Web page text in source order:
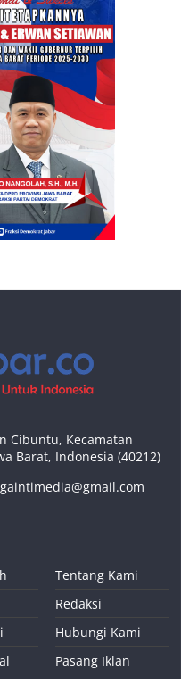
Cibuntu, Kecamatan
Barat, Indonesia (40212)
Tentang Kami
Redaksi
Hubungi Kami
Pasang Iklan